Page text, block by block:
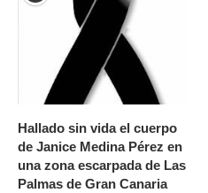
Hallado sin vida el cuerpo
de Janice Medina Pérez en
una zona escarpada de Las
Palmas de Gran Canaria